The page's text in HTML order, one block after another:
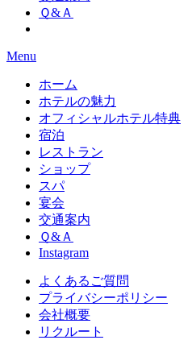
Ｑ&Ａ
Menu
ホーム
ホテルの魅力
オフィシャルホテル特典
宿泊
レストラン
ショップ
スパ
宴会
交通案内
Ｑ&Ａ
Instagram
よくあるご質問
プライバシーポリシー
会社概要
リクルート